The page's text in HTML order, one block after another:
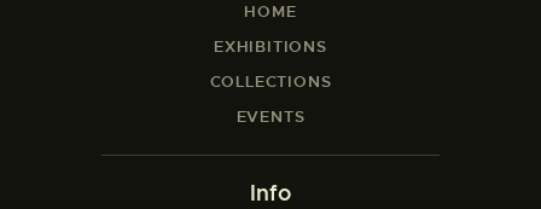
HOME
EXHIBITIONS
COLLECTIONS
EVENTS
Info